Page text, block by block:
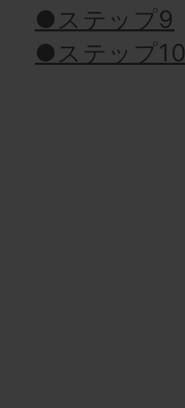
●ステップ9
●ステップ10